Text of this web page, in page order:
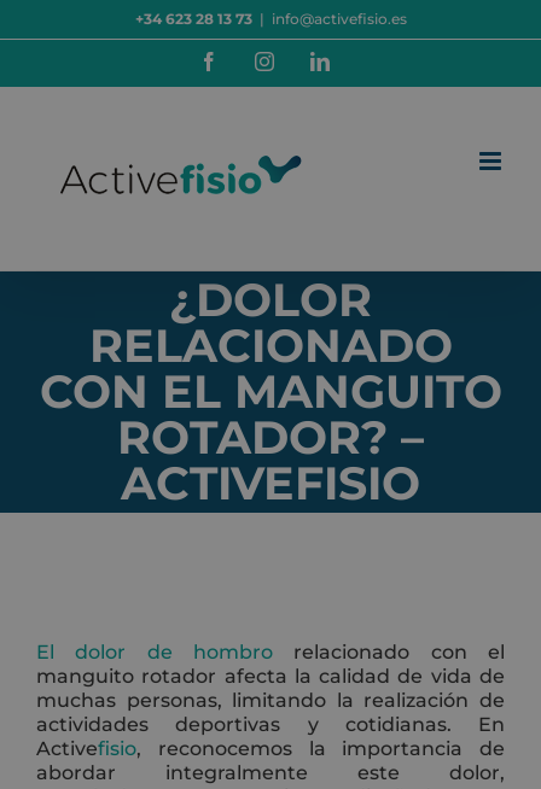
al
+34 623 28 13 73 | info@activefisio.es
FacebookInstagramLinkedIn
¿DOLOR
RELACIONADO
CON EL MANGUITO
ROTADOR? –
ACTIVEFISIO
El dolor de hombro relacionado con el
manguito rotador afecta la calidad de vida de
muchas personas, limitando la realización de
actividades deportivas y cotidianas. En
Activefisio, reconocemos la importancia de
abordar integralmente este dolor,